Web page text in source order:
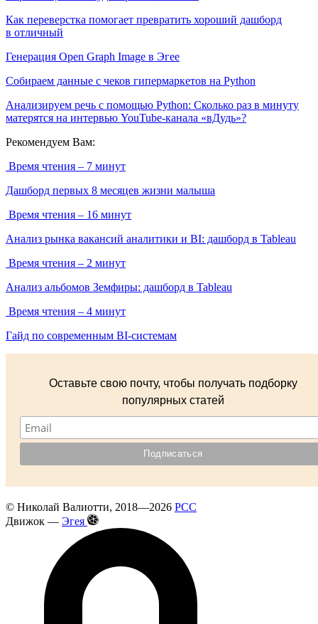
Как переверстка помогает превратить хороший дашборд
в отличный
Генерация Open Graph Image в Эгее
Собираем данные с чеков гипермаркетов на Python
Анализируем речь с помощью Python: Сколько раз в минуту
матерятся на интервью YouTube-канала «вДудь»?
Рекомендуем Вам:
Время чтения – 7 минут
Дашборд первых 8 месяцев жизни малыша
Время чтения – 16 минут
Анализ рынка вакансий аналитики и BI: дашборд в Tableau
Время чтения – 2 минут
Анализ альбомов Земфиры: дашборд в Tableau
Время чтения – 4 минут
Гайд по современным BI-системам
Оставьте свою почту, чтобы получать подборку
популярных статей
© Николай Валиотти, 2018—2026 РСС
Движок — Эгея